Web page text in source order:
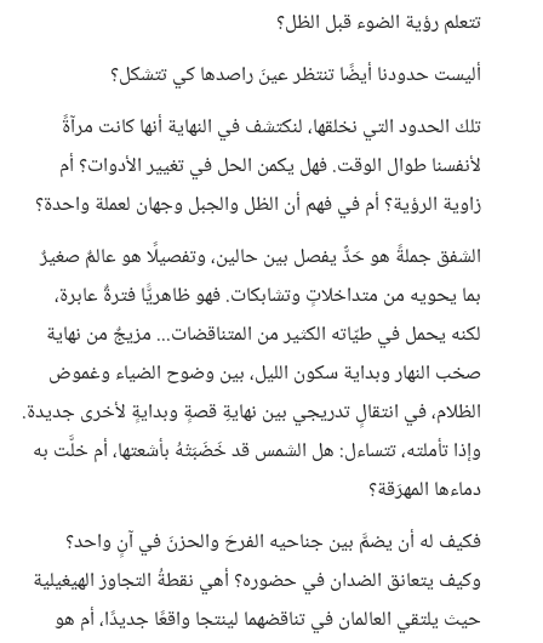
تتعلم رؤية الضوء قبل الظل؟
أليست حدودنا أيضًا تنتظر عينَ راصدها كي تتشكل؟
تلك الحدود التي نخلقها، لنكتشف في النهاية أنها كانت مرآةً
لأنفسنا طوال الوقت. فهل يكمن الحل في تغيير الأدوات؟ أم
زاوية الرؤية؟ أم في فهم أن الظل والجبل وجهان لعملة واحدة؟
الشفق جملةً هو حَدٌّ يفصل بين حالين، وتفصيلًا هو عالمٌ صغيرٌ
بما يحويه من متداخلاتٍ وتشابكات. فهو ظاهريًّا فترةٌ عابرة،
لكنه يحمل في طيّاته الكثير من المتناقضات... مزيجٌ من نهاية
صخب النهار وبداية سكون الليل، بين وضوح الضياء وغموض
الظلام، في انتقالٍ تدريجي بين نهايةِ قصةٍ وبدايةٍ لأخرى جديدة.
وإذا تأملته، تتساءل: هل الشمس قد خَضَبَتْهُ بأشعتها، أم خلَّت به
دماءها المهرَقة؟
فكيف له أن يضمَّ بين جناحيه الفرحَ والحزنَ في آنٍ واحد؟
وكيف يتعانق الضدان في حضوره؟ أهي نقطةُ التجاوز الهيغيلية
حيث يلتقي العالمان في تناقضهما لينتجا واقعًا جديدًا، أم هو